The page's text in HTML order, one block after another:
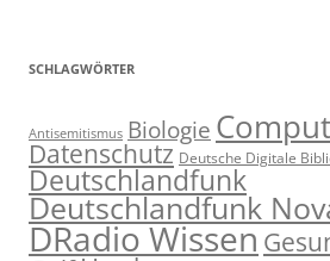
SCHLAGWÖRTER
Antisemitismus Biologie
Datenschutz Deutsche Digitale
Deutschlandfunk
Deutschlandfunk
DRadio Wissen